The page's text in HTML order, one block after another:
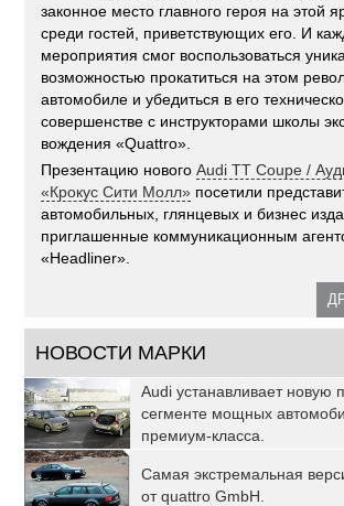
законное место главного героя на этой
среди гостей, приветствующих его. И
мероприятия смог воспользоваться
возможностью прокатиться на этом
автомобиле и убедиться в его
совершенстве с инструкторами школы
вождения «Quattro».
Презентацию новогоAudi TT Coupe /
«Крокус Сити Молл» посетили
автомобильных, глянцевых и бизнес
приглашенные коммуникационным
«Headliner».
НОВОСТИ МАРКИ
Audi устанавливает новую
сегменте мощных
премиум-класса.
Самая экстремальная
от quattro GmbH.